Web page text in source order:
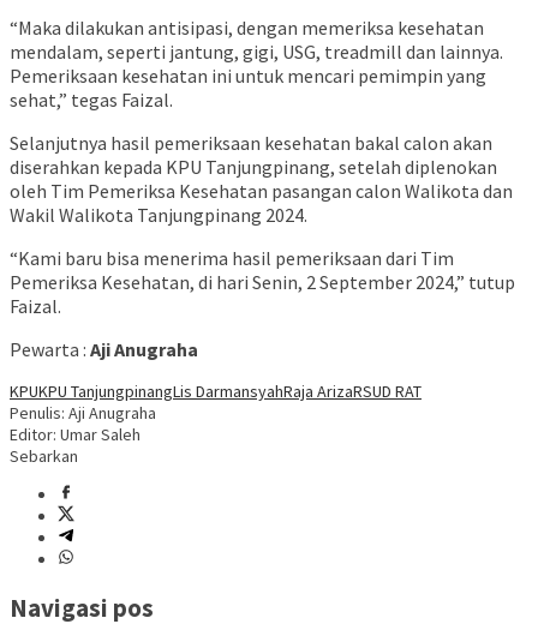
“Maka dilakukan antisipasi, dengan memeriksa kesehatan
mendalam, seperti jantung, gigi, USG, treadmill dan lainnya.
Pemeriksaan kesehatan ini untuk mencari pemimpin yang
sehat,” tegas Faizal.
Selanjutnya hasil pemeriksaan kesehatan bakal calon akan
diserahkan kepada KPU Tanjungpinang, setelah diplenokan
oleh Tim Pemeriksa Kesehatan pasangan calon Walikota dan
Wakil Walikota Tanjungpinang 2024.
“Kami baru bisa menerima hasil pemeriksaan dari Tim
Pemeriksa Kesehatan, di hari Senin, 2 September 2024,” tutup
Faizal.
Pewarta : Aji Anugraha
KPUKPU TanjungpinangLis DarmansyahRaja ArizaRSUD RAT
Penulis: Aji Anugraha
Editor: Umar Saleh
Sebarkan
Navigasi pos